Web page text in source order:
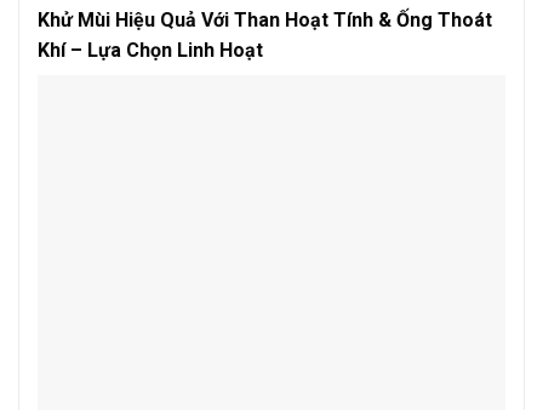
Khử Mùi Hiệu Quả Với Than Hoạt Tính & Ống Thoát
Khí – Lựa Chọn Linh Hoạt